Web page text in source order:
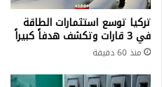
تركيا توسع استثمارات الطاقة
في 3 قارات وتكشف هدفاً كبيراً
منذ 60 دقيقة